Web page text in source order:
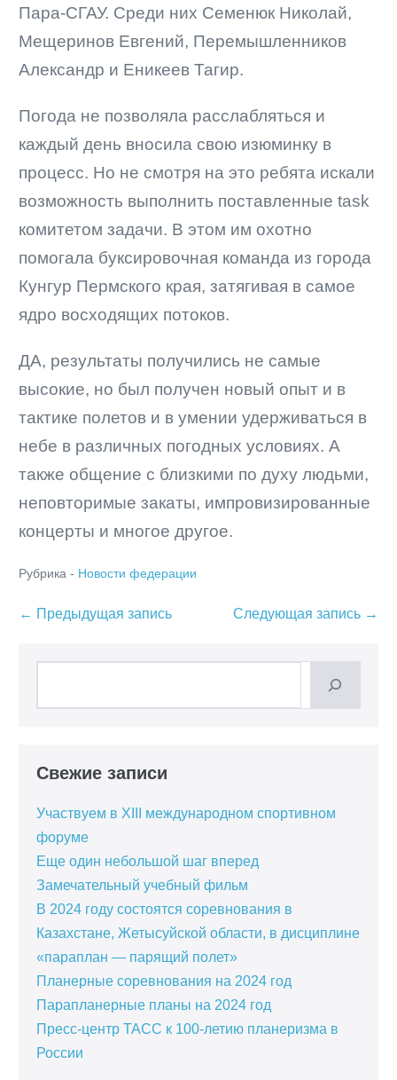
Пара-СГАУ. Среди них Семенюк Николай,
Мещеринов Евгений, Перемышленников
Александр и Еникеев Тагир.
Погода не позволяла расслабляться и
каждый день вносила свою изюминку в
процесс. Но не смотря на это ребята искали
возможность выполнить поставленные task
комитетом задачи. В этом им охотно
помогала буксировочная команда из города
Кунгур Пермского края, затягивая в самое
ядро восходящих потоков.
ДА, результаты получились не самые
высокие, но был получен новый опыт и в
тактике полетов и в умении удерживаться в
небе в различных погодных условиях. А
также общение с близкими по духу людьми,
неповторимые закаты, импровизированные
концерты и многое другое.
Рубрика - Новости федерации
Навигация
записям
← Предыдущая запись Следующая запись →
Свежие записи
Участвуем в XIII международном спортивном
форуме
Еще один небольшой шаг вперед
Замечательный учебный фильм
В 2024 году состоятся соревнования в
Казахстане, Жетысуйской области, в дисциплине
«параплан — парящий полет»
Планерные соревнования на 2024 год
Парапланерные планы на 2024 год
Пресс-центр ТАСС к 100-летию планеризма в
России